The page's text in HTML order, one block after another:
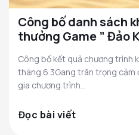
Công bố danh sách
thưởng Game ” Đảo
Công bố kết quả chương trình
tháng 6 3Gang trân trọng cảm
gia chương trình...
Đọc bài viết